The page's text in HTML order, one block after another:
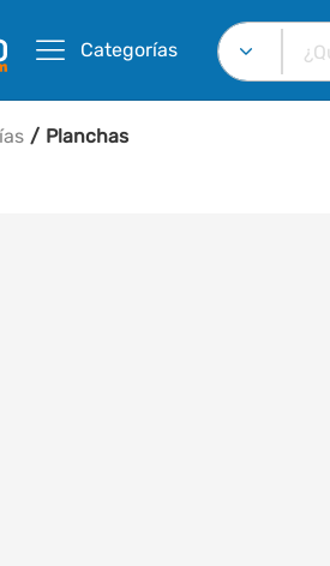
Categorías
Planchas